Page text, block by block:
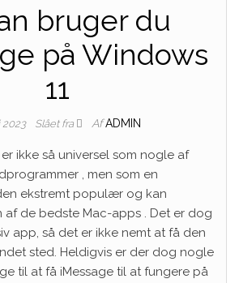
bruger du
på Windows
11
2023 Slået fra Af ADMIN
ikke så universel som nogle af
, men som en
ekstremt populær og kan
af ​​de bedste Mac-apps . Det er dog
app, så det er ikke nemt at få den
sted. Heldigvis er der dog nogle
til at få iMessage til at fungere på